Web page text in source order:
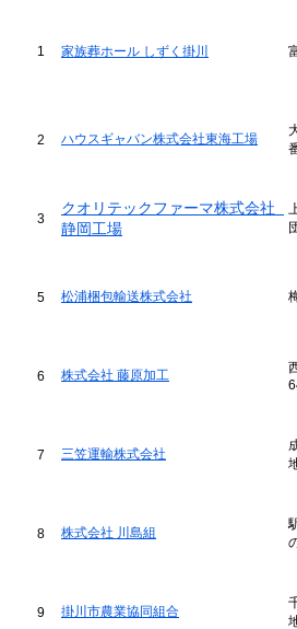
1 家族葬ホール しずく掛川
2 ハウスギャバン株式会社東海工場
3
クオリテックファーマ株式会社
静岡工場
5 松浦梱包輸送株式会社
6 株式会社 藤原加工
7 三笠運輸株式会社
8 株式会社 川島組
9 掛川市農業協同組合